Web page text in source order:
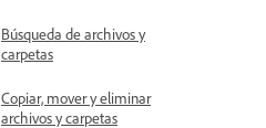
Búsqueda de archivos y
carpetas
Copiar, mover y eliminar
archivos y carpetas